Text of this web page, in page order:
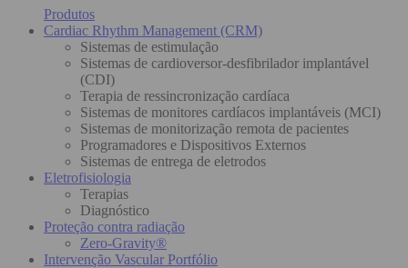
Produtos
Cardiac Rhythm Management (CRM)
Sistemas de estimulação
Sistemas de cardioversor-desfibrilador implantável
(CDI)
Terapia de ressincronização cardíaca
Sistemas de monitores cardíacos implantáveis (MCI)
Sistemas de monitorização remota de pacientes
Programadores e Dispositivos Externos
Sistemas de entrega de eletrodos
Eletrofisiologia
Terapias
Diagnóstico
Proteção contra radiação
Zero-Gravity®
Intervenção Vascular Portfólio